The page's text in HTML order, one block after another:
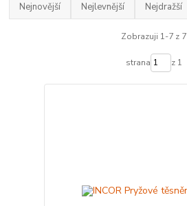
Nejnovější Nejlevnější Nejdražší
Zobrazuji 1-7 z 7
strana z 1